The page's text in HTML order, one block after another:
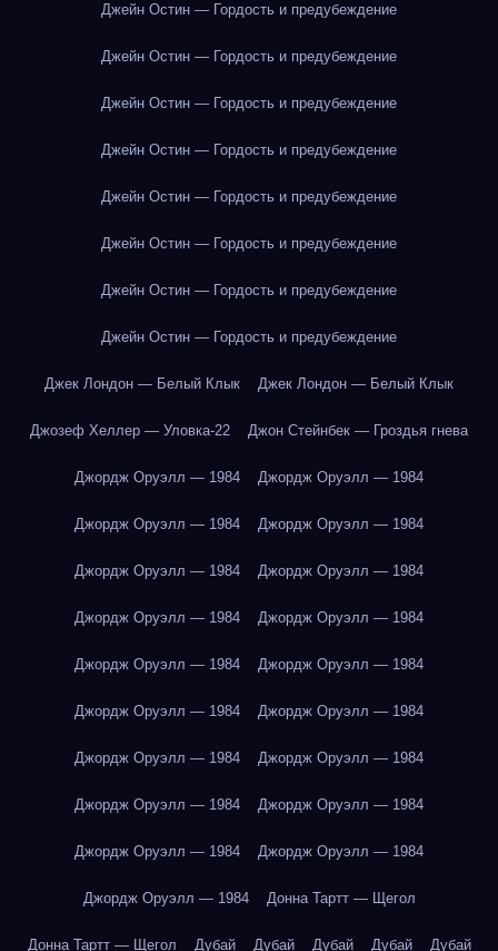
Джейн Остин — Гордость и предубеждение
Джейн Остин — Гордость и предубеждение
Джейн Остин — Гордость и предубеждение
Джейн Остин — Гордость и предубеждение
Джейн Остин — Гордость и предубеждение
Джейн Остин — Гордость и предубеждение
Джейн Остин — Гордость и предубеждение
Джейн Остин — Гордость и предубеждение
Джек Лондон — Белый Клык Джек Лондон — Белый Клык
Джозеф Хеллер — Уловка-22 Джон Стейнбек — Гроздья гнева
Джордж Оруэлл — 1984 Джордж Оруэлл — 1984
Джордж Оруэлл — 1984 Джордж Оруэлл — 1984
Джордж Оруэлл — 1984 Джордж Оруэлл — 1984
Джордж Оруэлл — 1984 Джордж Оруэлл — 1984
Джордж Оруэлл — 1984 Джордж Оруэлл — 1984
Джордж Оруэлл — 1984 Джордж Оруэлл — 1984
Джордж Оруэлл — 1984 Джордж Оруэлл — 1984
Джордж Оруэлл — 1984 Джордж Оруэлл — 1984
Джордж Оруэлл — 1984 Джордж Оруэлл — 1984
Джордж Оруэлл — 1984 Донна Тартт — Щегол
Донна Тартт — Щегол Дубай Дубай Дубай Дубай Дубай